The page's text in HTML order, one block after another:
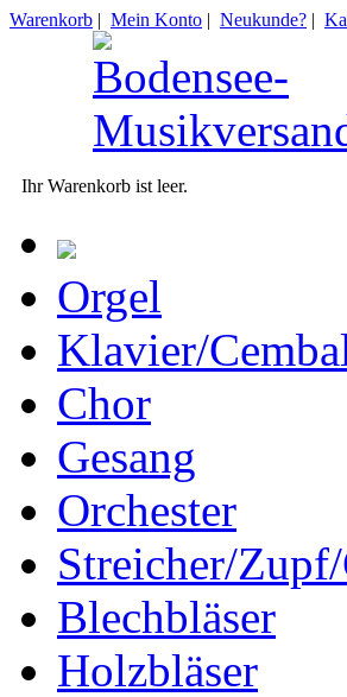
Warenkorb | Mein Konto | Neukunde? |
Ihr Warenkorb ist leer.
Orgel
Klavier/
Chor
Gesang
Orchester
Streicher/
Blechbläser
Holzbläser